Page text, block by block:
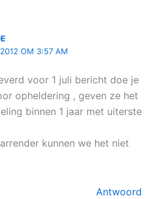
2012 OM 3:57 AM
voor 1 juli bericht doe je
opheldering , geven ze het
binnen 1 jaar met uiterste
kunnen we het niet
Antwoord